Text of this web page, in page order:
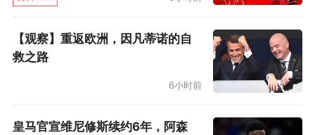
【观察】重返欧洲，因凡蒂诺的自
救之路
6小时前
皇马官宣维尼修斯续约6年，阿森